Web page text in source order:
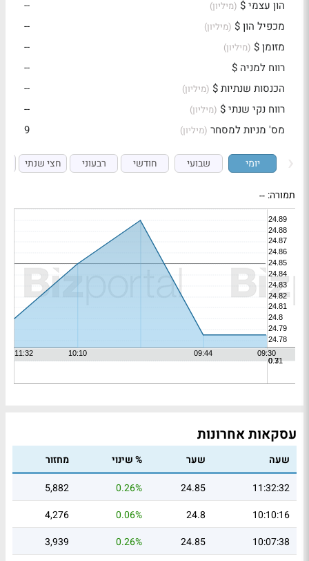
הון עצמי $ (מיליון)
--
מכפיל הון $ (מיליון)
--
מזומן $ (מיליון)
--
רווח למניה $
--
הכנסות שנתיות $ (מיליון)
--
רווח נקי שנתי $ (מיליון)
--
מס' מניות למסחר (מיליון) 9
יומי שבועי חודשי רבעוני חצי שנתי
תמורה: --
עסקאות אחרונות
שעה שער % שינוי
מחזור
11:32:32
24.85
0.26%
5,882
10:10:16
24.8
0.06%
4,276
10:07:38
24.85
0.26%
3,939